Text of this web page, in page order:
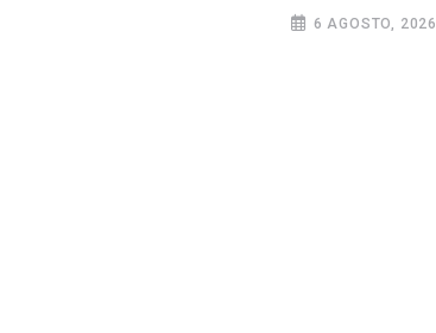
6 AGOSTO, 2026